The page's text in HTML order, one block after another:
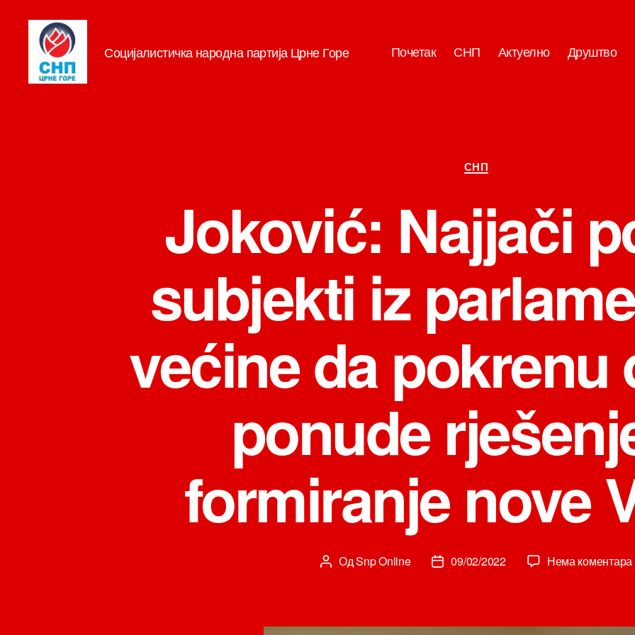
Социјалистичка народна партија Црне Горе Почетак СНП Актуелно Друштво
Категорије
СНП
Joković: Najjači
subjekti iz
većine da pokrenu
ponude
formiranje nove
Аутор
ОдSnp Online
Датум
09/02/2022 Нема коментара